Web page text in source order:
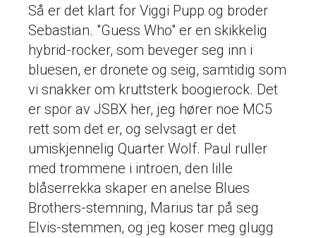
Så er det klart for Viggi Pupp og broder
Sebastian. "Guess Who" er en skikkelig
hybrid-rocker, som beveger seg inn i
bluesen, er dronete og seig, samtidig som
vi snakker om kruttsterk boogierock. Det
er spor av JSBX her, jeg hører noe MC5
rett som det er, og selvsagt er det
umiskjennelig Quarter Wolf. Paul ruller
med trommene i introen, den lille
blåserrekka skaper en anelse Blues
Brothers-stemning, Marius tar på seg
Elvis-stemmen, og jeg koser meg glugg